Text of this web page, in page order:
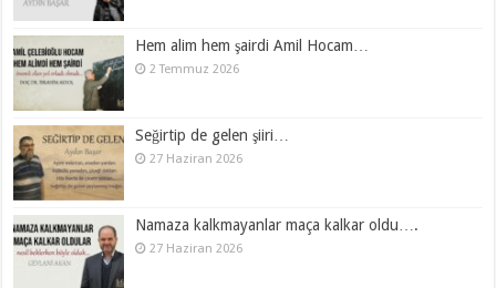
Hem alim hem şairdi Amil Hocam…
2 Temmuz 2026
Seğirtip de gelen şiiri…
27 Haziran 2026
Namaza kalkmayanlar maça kalkar oldu….
27 Haziran 2026